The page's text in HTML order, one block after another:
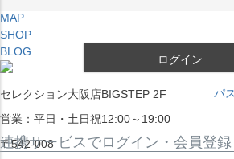
MAP
SHOP
BLOG
セレクション大阪店BIGSTEP 2F
営業：平日・土日祝12:00～19:00
〒542-008
ログイン
パ
連携サービスでログイン・会員登録